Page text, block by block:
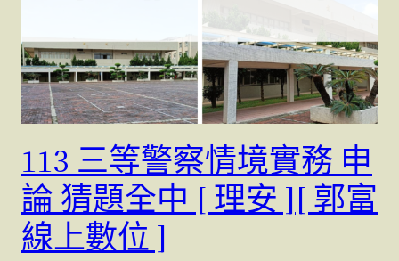
113 三等警察情境實務 申
論 猜題全中 [ 理安 ][ 郭富
線上數位 ]